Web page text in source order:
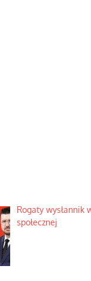
Rogaty wysłannik
społecznej